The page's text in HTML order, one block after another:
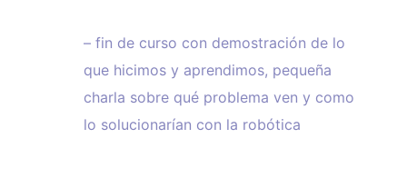
– fin de curso con demostración de lo
que hicimos y aprendimos, pequeña
charla sobre qué problema ven y como
lo solucionarían con la robótica